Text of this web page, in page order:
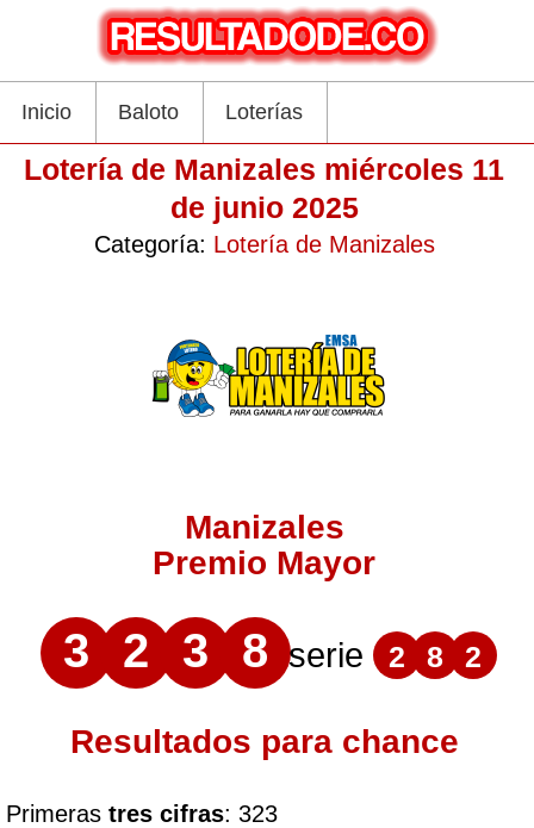
Inicio Baloto Loterías
Lotería de Manizales miércoles 11
de junio 2025
Categoría: Lotería de Manizales
Manizales
Premio Mayor
3 2 3 8 serie 2 8 2
Resultados para chance
Primeras tres cifras: 323